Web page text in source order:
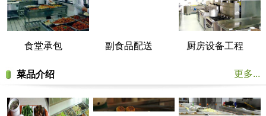
食堂承包 副食品配送 厨房设备工程
更多...
菜品介绍